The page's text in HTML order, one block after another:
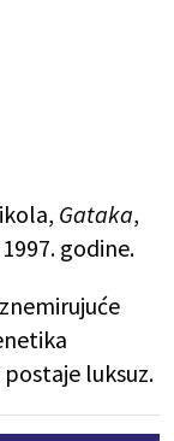
Gataka,
godine.
luksuz.